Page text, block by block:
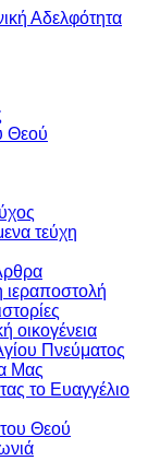
Θεού
τεύχη
οικογένεια
Πνεύματος
Μας
το Ευαγγέλιο
Θεού